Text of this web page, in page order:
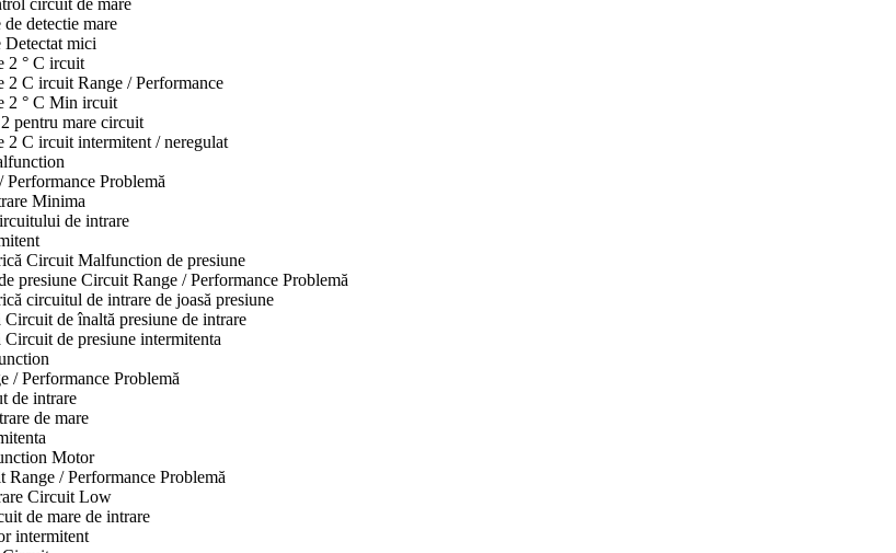
detectie mare
Detectat mici
2 ° C ircuit
2 C ircuit Range / Performance
2 ° C Min ircuit
pentru mare circuit
2 C ircuit intermitent / neregulat
Problemă
Minima
de intrare
Circuit Malfunction de presiune
presiune Circuit Range / Performance Problemă
circuitul de intrare de joasă presiune
de înaltă presiune de intrare
de presiune intermitenta
/ Performance Problemă
de intrare
de mare
Motor
/ Performance Problemă
Circuit Low
de mare de intrare
intermitent